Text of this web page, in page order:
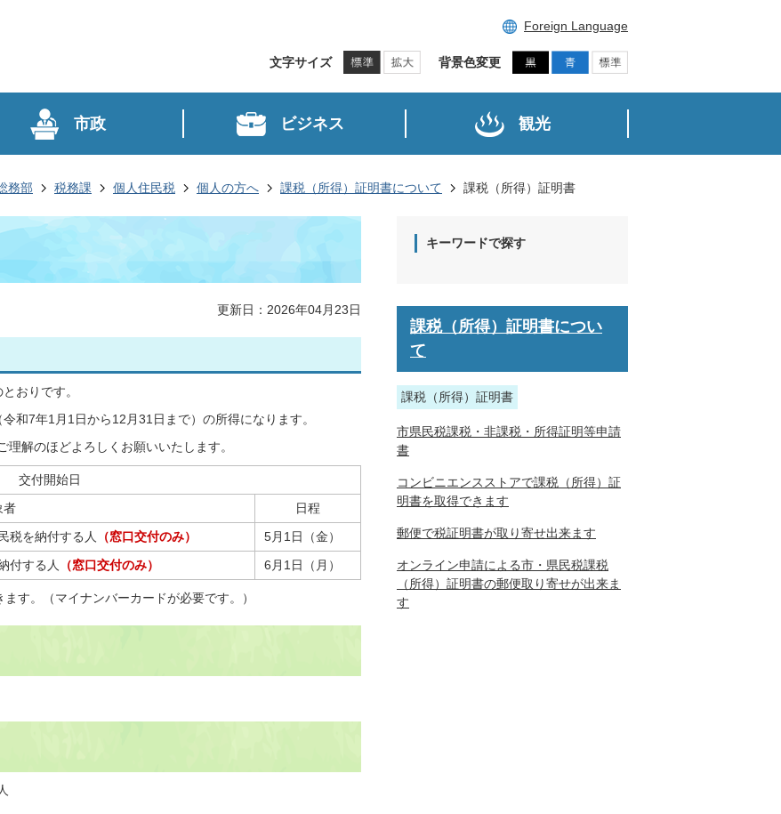
Foreign Language
文字サイズ 背景色変更
市政 ビジネス 観光
務部 税務課 個人住民税 個人の方へ 課税（所得）証明書について 課税（所得）証明書
更新日：2026年04月23日
おりです。
和7年1月1日から12月31日まで）の所得になります。
解のほどよろしくお願いいたします。
交付開始日
者
日程
税を納付する人
（窓口交付のみ）
5月1日（金）
付する人
（窓口交付のみ） 6月1日（月）
す。（マイナンバーカードが必要です。）
キーワードで探す
課税（所得）証明書につい
て
課税（所得）証明書
市県民税課税・非課税・所得証明等申請
書
コンビニエンスストアで課税（所得）証
明書を取得できます
郵便で税証明書が取り寄せ出来ます
オンライン申請による市・県民税課税
（所得）証明書の郵便取り寄せが出来ま
す